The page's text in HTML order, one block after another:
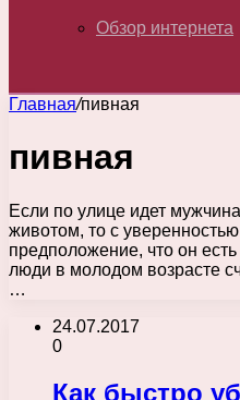
Обзор интернета
Главная/пивная
пивная
Если по улице идет
животом, то с
предположение, что он
люди в молодом возрасте
…
24.07.2017
0
Как быстро